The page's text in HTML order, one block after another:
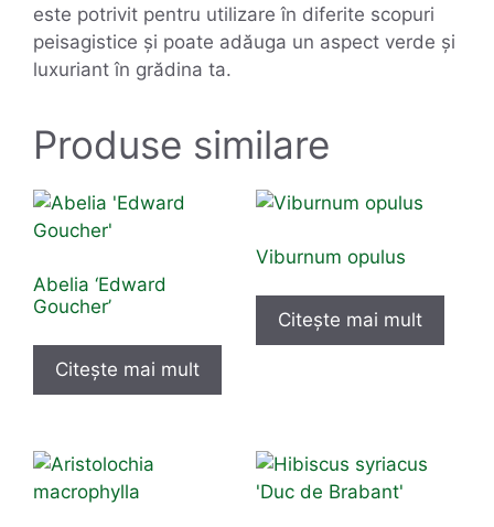
este potrivit pentru utilizare în diferite scopuri
peisagistice și poate adăuga un aspect verde și
luxuriant în grădina ta.
Produse similare
Abelia ‘Edward
Goucher’
Citește mai mult
Viburnum opulus
Citește mai mult